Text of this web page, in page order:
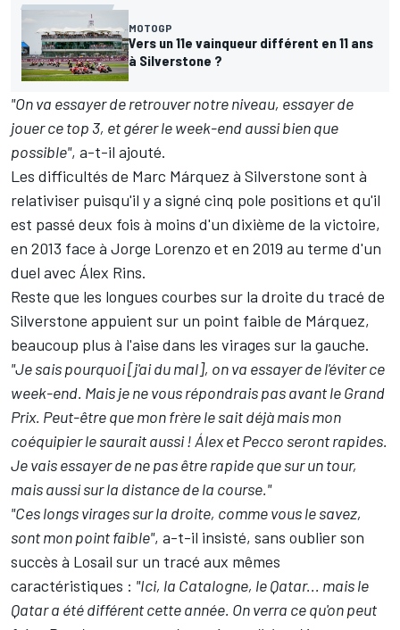
MOTOGP
Vers un 11e vainqueur différent en 11 ans
à Silverstone ?
"On va essayer de retrouver notre niveau, essayer de
jouer ce top 3, et gérer le week-end aussi bien que
possible", a-t-il ajouté.
Les difficultés de Marc Márquez à Silverstone sont à
relativiser puisqu'il y a signé cinq pole positions et qu'il
est passé deux fois à moins d'un dixième de la victoire,
en 2013 face à Jorge Lorenzo et en 2019 au terme d'un
duel avec Álex Rins.
Reste que les longues courbes sur la droite du tracé de
Silverstone appuient sur un point faible de Márquez,
beaucoup plus à l'aise dans les virages sur la gauche.
"Je sais pourquoi [j'ai du mal], on va essayer de l'éviter ce
week-end. Mais je ne vous répondrais pas avant le Grand
Prix. Peut-être que mon frère le sait déjà mais mon
coéquipier le saurait aussi ! Álex et Pecco seront rapides.
Je vais essayer de ne pas être rapide que sur un tour,
mais aussi sur la distance de la course."
"Ces longs virages sur la droite, comme vous le savez,
sont mon point faible", a-t-il insisté, sans oublier son
succès à Losail sur un tracé aux mêmes
caractéristiques : "Ici, la Catalogne, le Qatar... mais le
Qatar a été différent cette année. On verra ce qu'on peut